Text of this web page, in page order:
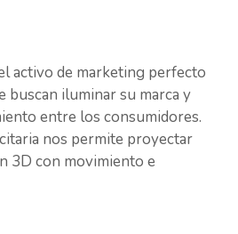
activo de marketing perfecto
buscan iluminar su marca y
entre los consumidores.
nos permite proyectar
3D con movimiento e